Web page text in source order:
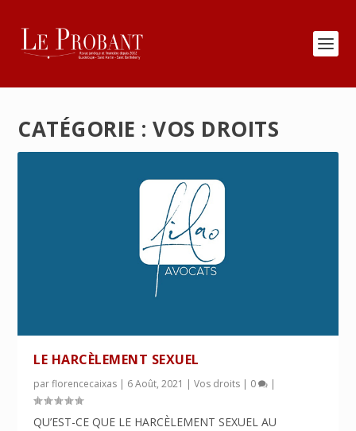
CATÉGORIE :VOS DROITS
LE HARCÈLEMENT SEXUEL
parflorencecaixas 6 Août, 2021 |Vos droits 0
QU’EST-CE QUE LE HARCÈLEMENT SEXUEL AU